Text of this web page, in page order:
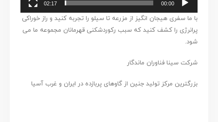
00:00
02:17
با ما سفری هیجان انگیز از مزرعه تا سیلو را تجربه کنید و راز خوراکی
پرانرژی‌ را کشف کنید که سبب رکوردشکنی قهرمانان مجموعه ما می
شود.
شرکت سینا فناوران ماندگار
بزرگترین مرکز تولید جنین از گاوهای پربازده در ایران و غرب آسیا